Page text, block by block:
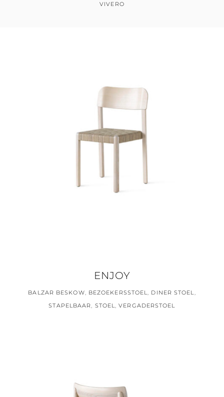
VIVERO
ENJOY
BALZAR BESKOW, BEZOEKERSSTOEL, DINER STOEL,
STAPELBAAR, STOEL,VERGADERSTOEL